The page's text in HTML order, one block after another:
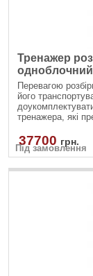
Тренажер
одноблочний
Перевагою
його
тренажера, які
37700 грн.
Під замовлення